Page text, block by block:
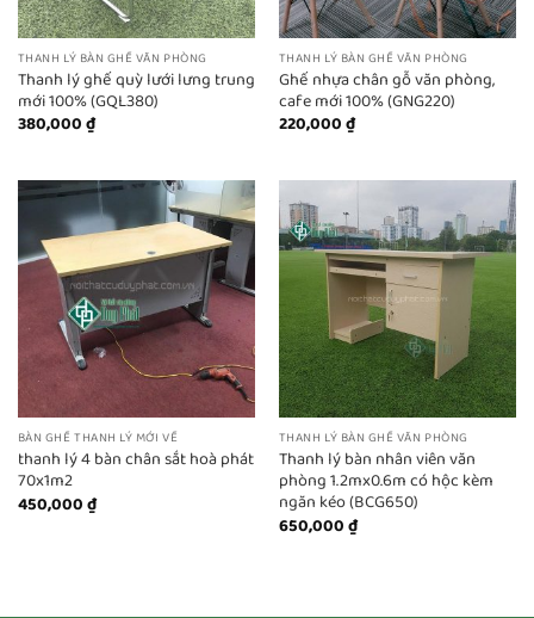
THANH LÝ BÀN GHẾ VĂN PHÒNG
Thanh lý ghế quỳ lưới lưng trung
mới 100% (GQL380)
380,000₫
THANH LÝ BÀN GHẾ VĂN PHÒNG
Ghế nhựa chân gỗ văn phòng,
cafe mới 100% (GNG220)
220,000₫
BÀN GHẾ THANH LÝ MỚI VỀ
thanh lý 4 bàn chân sắt hoà phát
70x1m2
450,000₫
THANH LÝ BÀN GHẾ VĂN PHÒNG
Thanh lý bàn nhân viên văn
phòng 1.2mx0.6m có hộc kèm
ngăn kéo (BCG650)
650,000₫